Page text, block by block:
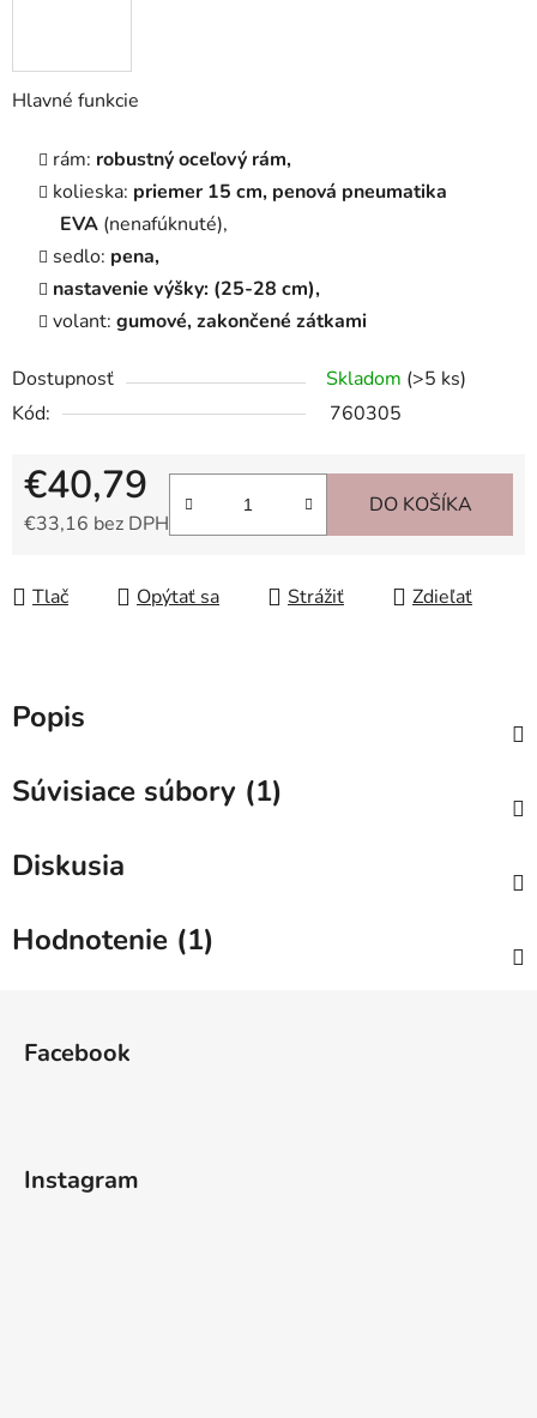
Hlavné funkcie
rám: robustný oceľový rám,
kolieska: priemer 15 cm, penová pneumatika
EVA (nenafúknuté),
sedlo: pena,
nastavenie výšky: (25-28 cm),
volant: gumové, zakončené zátkami
Dostupnosť Skladom (>5 ks)
Kód:
760305
€40,79
€33,16 bez DPH
DO KOŠÍKA
Tlač Opýtať sa Strážiť Zdieľať
Popis
Súvisiace súbory (1)
Diskusia
Hodnotenie (1)
Facebook
Instagram